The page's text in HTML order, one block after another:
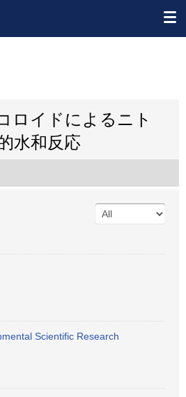
ロイドによるニト
水和反応
Scientific Research